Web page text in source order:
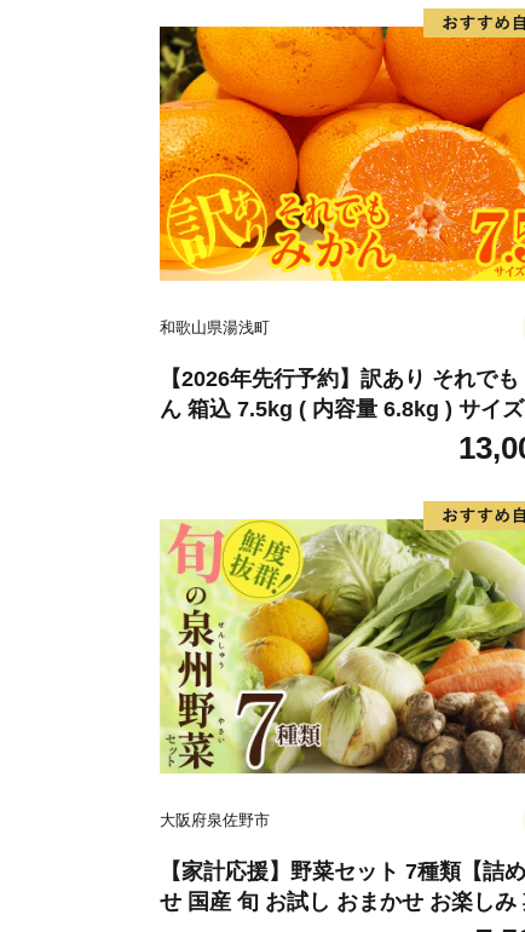
和歌山県湯浅町
【2026年先行予約】訳あり それで
ん 箱込 7.5kg ( 内容量 6.8kg ) サイ
クス Ｂ品 有田みかん 和歌山県産 産
送 家庭用【みかんの会】_MK1049
大阪府泉佐野市
【家計応援】野菜セット 7種類【詰
せ 国産 旬 お試し おまかせ お楽しみ